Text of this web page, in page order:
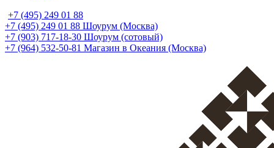
+7 (495) 249 01 88
+7 (495) 249 01 88 Шоурум (Москва)
+7 (903) 717-18-30 Шоурум (сотовый)
+7 (964) 532-50-81 Магазин в Океания (Москва)